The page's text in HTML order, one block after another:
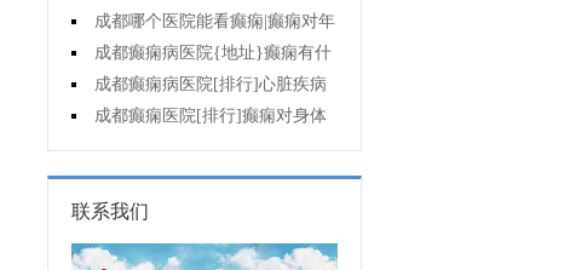
痫要了解哪些常识问题?
成都哪个医院能看癫痫|癫痫对年
轻人危害有多大?
成都癫痫病医院{地址}癫痫有什
么共患病呢?
成都癫痫病医院[排行]心脏疾病
会导致癫痫吗?
成都癫痫医院[排行]癫痫对身体
会有影响吗?
联系我们